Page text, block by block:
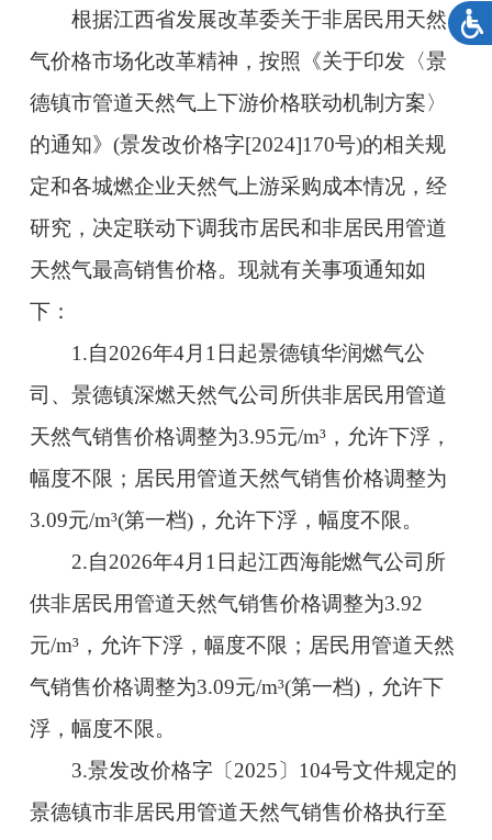
根据江西省发展改革委关于非居民用天然
气价格市场化改革精神，按照《关于印发〈景
德镇市管道天然气上下游价格联动机制方案〉
的通知》(景发改价格字[2024]170号)的相关规
定和各城燃企业天然气上游采购成本情况，经
研究，决定联动下调我市居民和非居民用管道
天然气最高销售价格。现就有关事项通知如
下：
1.自2026年4月1日起景德镇华润燃气公
司、景德镇深燃天然气公司所供非居民用管道
天然气销售价格调整为3.95元/m³，允许下浮，
幅度不限；居民用管道天然气销售价格调整为
3.09元/m³(第一档)，允许下浮，幅度不限。
2.自2026年4月1日起江西海能燃气公司所
供非居民用管道天然气销售价格调整为3.92
元/m³，允许下浮，幅度不限；居民用管道天然
气销售价格调整为3.09元/m³(第一档)，允许下
浮，幅度不限。
3.景发改价格字〔2025〕104号文件规定的
景德镇市非居民用管道天然气销售价格执行至